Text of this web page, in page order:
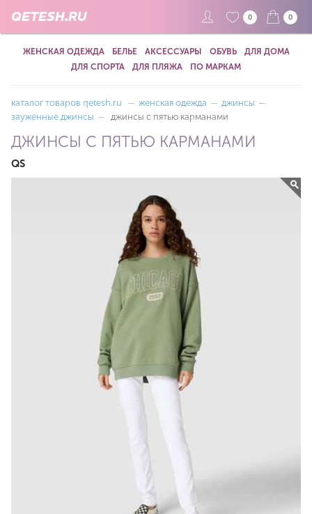
QETESH.RU 0 0
ЖЕНСКАЯ ОДЕЖДА БЕЛЬЕ АКСЕССУАРЫ ОБУВЬ
ДЛЯ ДОМА
ДЛЯ СПОРТА
ДЛЯ ПЛЯЖА ПО МАРКАМ
каталог товаров qetesh.ru — женская одежда — джинсы —
зауженные джинсы — джинсы с пятью карманами
ДЖИНСЫ С ПЯТЬЮ КАРМАНАМИ
QS